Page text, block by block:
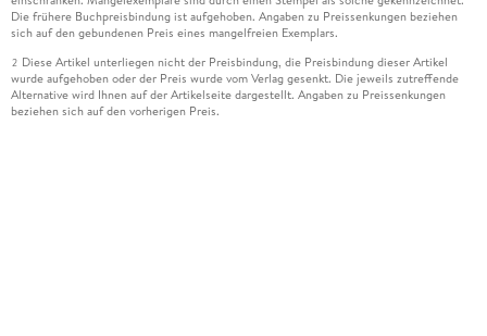
Die frühere Buchpreisbindung ist aufgehoben. Angaben zu Preissenkungen beziehen
sich auf den gebundenen Preis eines mangelfreien Exemplars.
2 Diese Artikel unterliegen nicht der Preisbindung, die Preisbindung dieser Artikel
wurde aufgehoben oder der Preis wurde vom Verlag gesenkt. Die jeweils zutreffende
Alternative wird Ihnen auf der Artikelseite dargestellt. Angaben zu Preissenkungen
beziehen sich auf den vorherigen Preis.